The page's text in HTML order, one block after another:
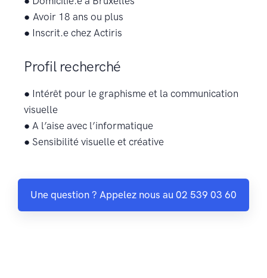
● Avoir 18 ans ou plus
● Inscrit.e chez Actiris
Profil recherché
● Intérêt pour le graphisme et la communication
visuelle
● A l’aise avec l’informatique
● Sensibilité visuelle et créative
Une question ? Appelez nous au 02 539 03 60